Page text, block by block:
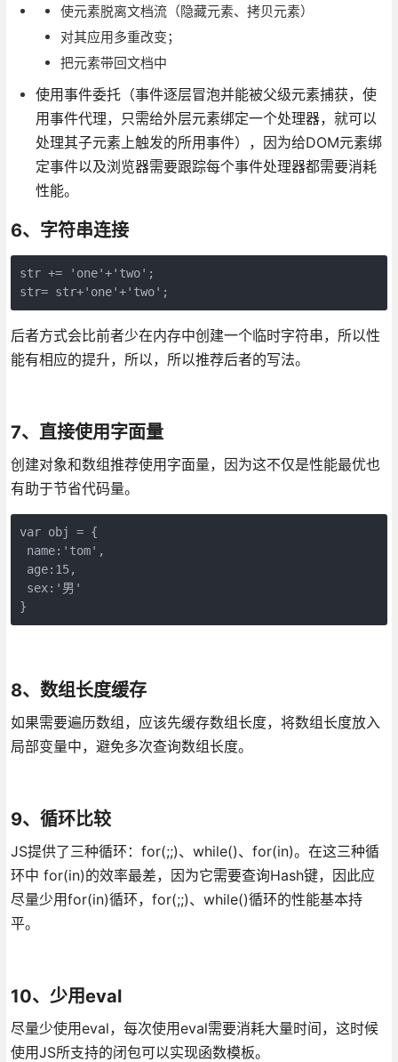
使元素脱离文档流（隐藏元素、拷贝元素）
对其应用多重改变；
把元素带回文档中
使用事件委托（事件逐层冒泡并能被父级元素捕获，使
用事件代理，只需给外层元素绑定一个处理器，就可以
处理其子元素上触发的所用事件），因为给DOM元素绑
定事件以及浏览器需要跟踪每个事件处理器都需要消耗
性能。
6、字符串连接
str += 'one'+'two';
后者方式会比前者少在内存中创建一个临时字符串，所以性
能有相应的提升，所以，所以推荐后者的写法。
7、直接使用字面量
创建对象和数组推荐使用字面量，因为这不仅是性能最优也
有助于节省代码量。
var obj = {
name:'tom',
age:15,
sex:'男'
}
8、数组长度缓存
如果需要遍历数组，应该先缓存数组长度，将数组长度放入
局部变量中，避免多次查询数组长度。
9、循环比较
JS提供了三种循环：for(;;)、while()、for(in)。在这三种循
环中 for(in)的效率最差，因为它需要查询Hash键，因此应
尽量少用for(in)循环，for(;;)、while()循环的性能基本持
平。
10、少用eval
尽量少使用eval，每次使用eval需要消耗大量时间，这时候
使用JS所支持的闭包可以实现函数模板。